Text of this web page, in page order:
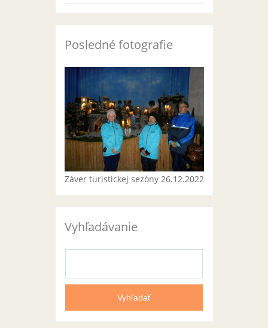
Posledné fotografie
Záver turistickej sezóny 26.12.2022
Vyhľadávanie